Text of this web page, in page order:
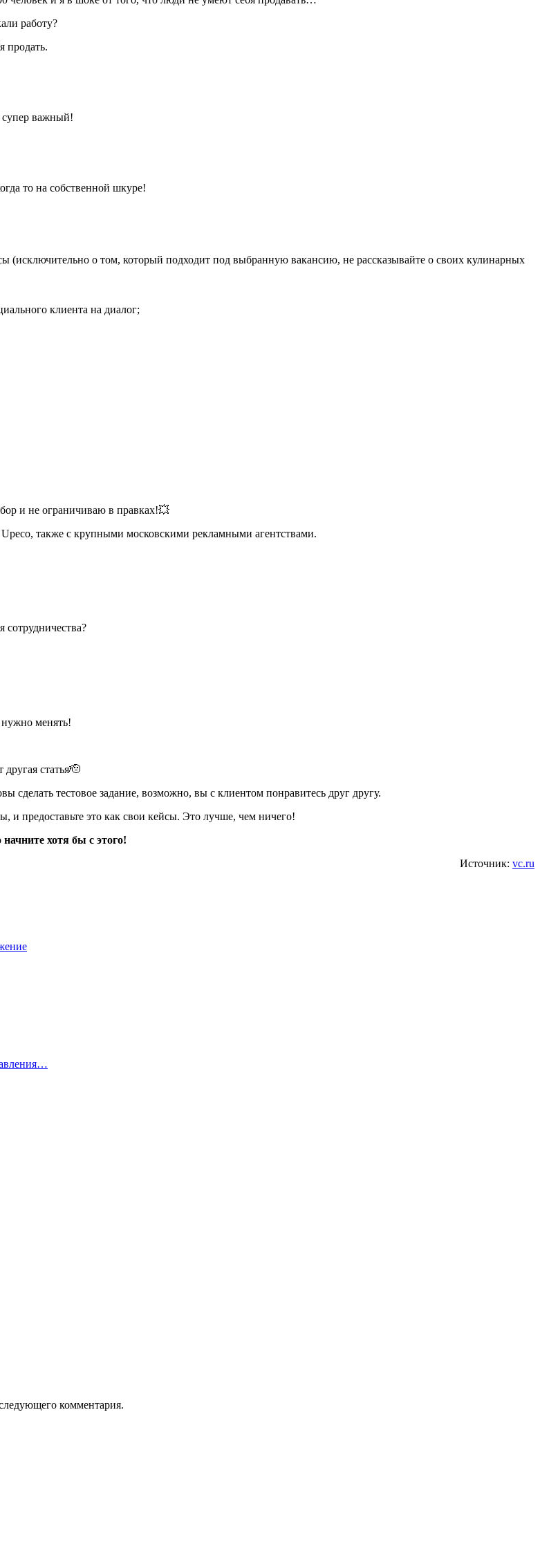
работу?
продать.
супер важный!
то на собственной шкуре!
(исключительно о том, который подходит под выбранную вакансию, не рассказывайте о своих кулинарных
клиента на диалог;
и не ограничиваю в правках!💥
также с крупными московскими рекламными агентствами.
сотрудничества?
нужно менять!
статья🫡
сделать тестовое задание, возможно, вы с клиентом понравитесь друг другу.
и предоставьте это как свои кейсы. Это лучше, чем ничего!
хотя бы с этого!
Источник: vc.ru
комментария.